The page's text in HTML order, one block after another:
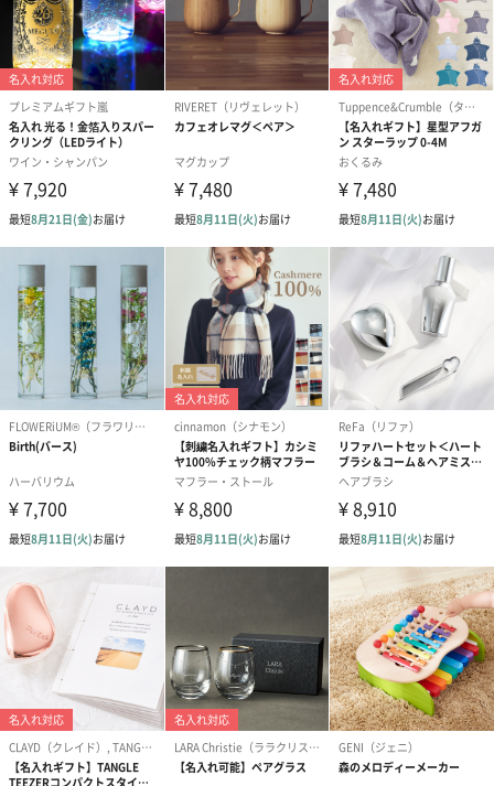
ラッピング
ギフトラッピングを施してお届けいたします。
コットン巾着 【誕生
日】（グレー）M（550
円）
コットン巾着 【誕生
日】（スモーキーピン
ク）M（550円）
コットン巾着
とう】 M（
のしカード
商品の形質上、のしを直接添付できない商品にのし風のカードを
同梱します。
※のし下はご記入いただけません。
※カードのデザインは一部変更する場合があります。
結婚祝い（御結婚御
祝）（110円）
出産祝い（御出産御
祝）（110円）
内祝い_蝶結
（110円）